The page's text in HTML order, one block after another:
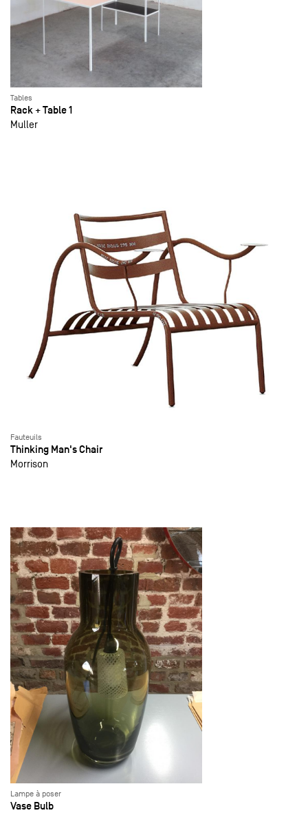
Tables
Rack + Table 1
Muller
Fauteuils
Thinking Man's Chair
Morrison
Lampe à poser
Vase Bulb